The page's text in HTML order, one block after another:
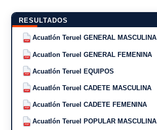
RESULTADOS
PDF Acuatlón Teruel GENERAL MASCULINA
PDF Acuatlon Teruel GENERAL FEMENINA
PDF Acuatlón Teruel EQUIPOS
PDF Acuatlón Teruel CADETE MASCULINA
PDF Acuatlón Teruel CADETE FEMENINA
PDF Acuatlón Teruel POPULAR MASCULINA